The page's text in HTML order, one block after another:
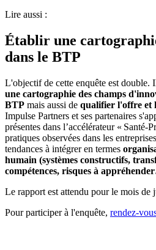
Lire aussi :
Établir une
dans le BTP
L'objectif de cette enquête est double.
une cartographie des champs
BTP mais aussi de qualifier l'offre et
Impulse Partners et ses partenaires
présentes dans l’accélérateur « Santé-
pratiques observées dans les
tendances à intégrer en termes
humain (systèmes constructifs,
compétences, risques à
Le rapport est attendu pour le mois de
Pour participer à l'enquête, rendez-